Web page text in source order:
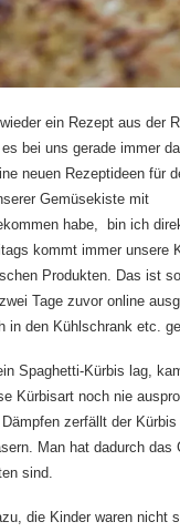
ein Rezept aus der
bei uns gerade immer
neuen Rezeptideen für
Gemüsekiste mit
habe, bin ich
kommt immer unsere
Produkten. Das ist
Tage zuvor online
in den Kühlschrank etc.
Spaghetti-Kürbis lag,
Kürbisart noch nie
zerfällt der Kürbis
Man hat dadurch das
sind.
die Kinder waren nicht